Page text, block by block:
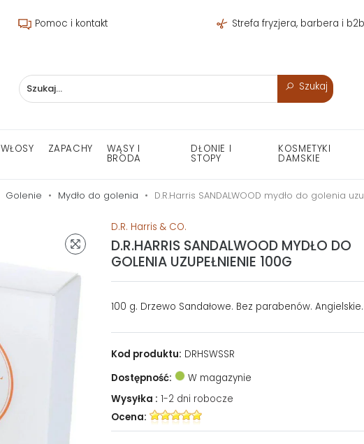
Pomoc i kontakt Strefa fryzjera, barbera i b2b
Szukaj
WŁOSY ZAPACHY WĄSY I
BRODA
DŁONIE I
STOPY
KOSMETYKI
DAMSKIE
Golenie Mydło do golenia D.R.Harris SANDALWOOD mydło do golenia
D.R. Harris & CO.
D.R.HARRIS SANDALWOOD MYDŁO DO
GOLENIA UZUPEŁNIENIE 100G
100 g. Drzewo Sandałowe. Bez parabenów. Angielskie.
Kod produktu: DRHSWSSR
Dostępność:
W magazynie
Wysyłka : 1-2 dni robocze
Ocena: